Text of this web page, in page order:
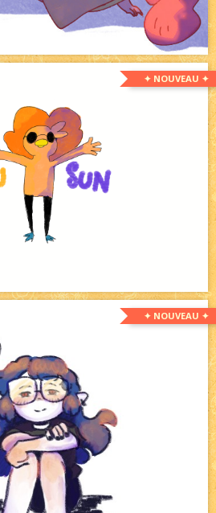
✦ NOUVEAU ✦
✦ NOUVEAU ✦